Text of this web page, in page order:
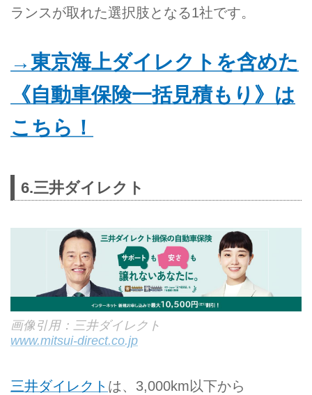
ランスが取れた選択肢となる1社です。
→東京海上ダイレクトを含めた
《自動車保険一括見積もり》は
こちら！
6.三井ダイレクト
画像引用：三井ダイレクト
www.mitsui-direct.co.jp
三井ダイレクト は、3,000km以下から